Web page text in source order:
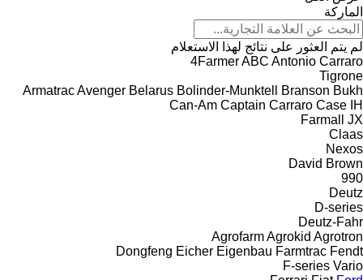
الماركة
لم يتم العثور على نتائج لهذا الاستعلام
4FarmerABC Antonio Carraro
Tigrone
ArmatracAvenger Belarus Bolinder-Munktell Branson Bukh
Can-Am Captain Carraro Case IH
Farmall
JX
Claas
Nexos
David Brown
990
Deutz
D-series
Deutz-Fahr
AgrofarmAgrokid Agrotron
Dongfeng Eicher Eigenbau Farmtrac Fendt
F-series Vario